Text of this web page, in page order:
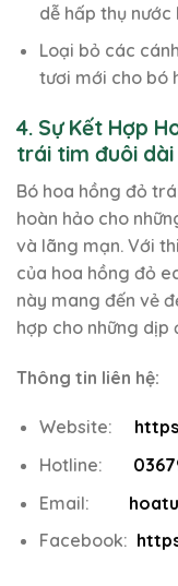
dễ hấp thụ nước
Loại bỏ các
tươi mới cho bó
4. Sự Kết Hợp
trái tim đuôi dài
Bó hoa hồng đỏ
hoàn hảo cho
và lãng mạn. Với
của hoa hồng đỏ
này mang đến vẻ
hợp cho những dịp
Thông tin liên hệ:
Website:
Hotline:
Email:
Facebook: